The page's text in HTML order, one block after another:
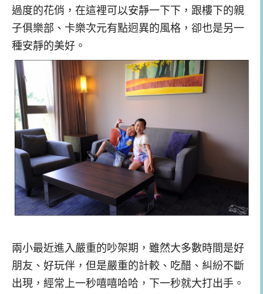
過度的花俏，在這裡可以安靜一下下，跟樓下的親
子俱樂部、卡樂次元有點迥異的風格，卻也是另一
種安靜的美好。
兩小最近進入嚴重的吵架期，雖然大多數時間是好
朋友、好玩伴，但是嚴重的計較、吃醋、糾紛不斷
出現，經常上一秒嘻嘻哈哈，下一秒就大打出手。